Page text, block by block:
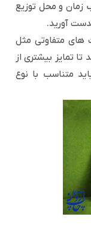
زمان و محل توزیع
آورید.
های متفاوتی مثل
تمایز بیشتری از
متناسب با نوع